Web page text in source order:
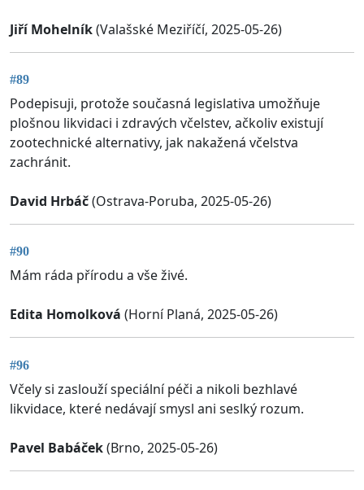
Jiří Mohelník(Valašské Meziříčí, 2025-05-26)
#89
Podepisuji, protože současná legislativa umožňuje
plošnou likvidaci i zdravých včelstev, ačkoliv existují
zootechnické alternativy, jak nakažená včelstva
zachránit.
David Hrbáč(Ostrava-Poruba, 2025-05-26)
#90
Mám ráda přírodu a vše živé.
Edita Homolková (Horní Planá, 2025-05-26)
#96
Včely si zaslouží speciální péči a nikoli bezhlavé
likvidace, které nedávají smysl ani seslký rozum.
Pavel Babáček(Brno, 2025-05-26)